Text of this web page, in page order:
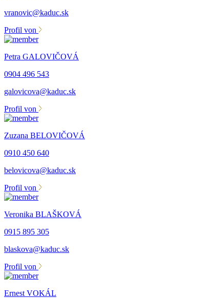
vranovic@kaduc.sk
Profil von
Petra GALOVIČOVÁ
0904 496 543
galovicova@kaduc.sk
Profil von
Zuzana BELOVIČOVÁ
0910 450 640
belovicova@kaduc.sk
Profil von
Veronika BLAŠKOVÁ
0915 895 305
blaskova@kaduc.sk
Profil von
Ernest VOKÁL